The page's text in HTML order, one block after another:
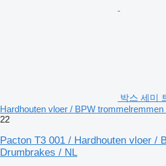
박스 세미
Hardhouten vloer / BPW
22
Pacton T3 001 / Hardhouten vloer /
Drumbrakes / NL